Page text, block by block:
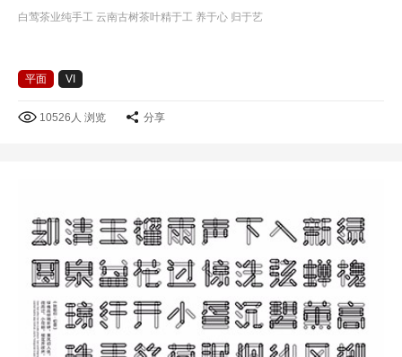
白莺茶业纯手工 云南古树茶叶精于工 养于心 归于艺
平面 VI
10526人 浏览 分享